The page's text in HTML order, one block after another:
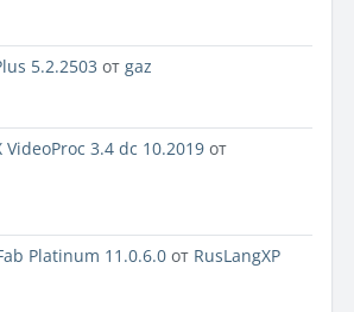
5.2.2503 от gaz
VideoProc 3.4 dc 10.2019 от
Platinum 11.0.6.0 от RusLangXP